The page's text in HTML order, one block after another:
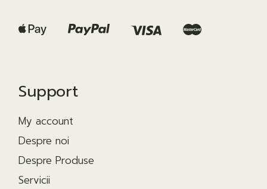
Support
My account
Despre noi
Despre Produse
Servicii